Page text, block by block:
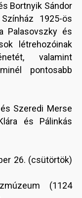
Bortnyik Sándor
1925-ös
Palasovszky és
létrehozóinak
valamint
pontosabb
Szeredi Merse
és Pálinkás
26. (csütörtök)
(1124